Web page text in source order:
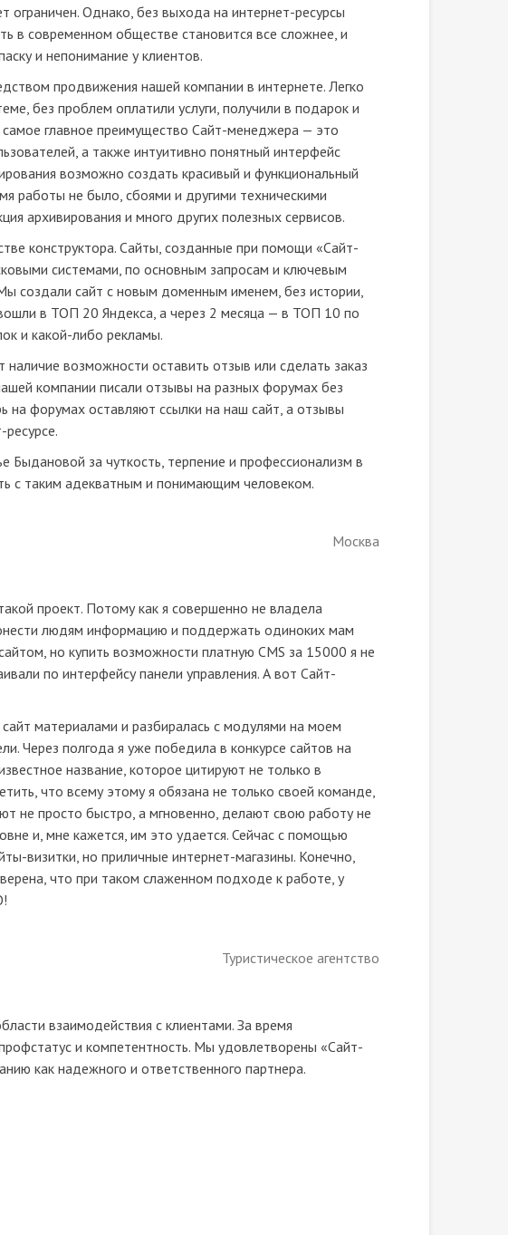
Однако, без выхода на интернет-ресурсы
в современном обществе становится все сложнее, и
и непонимание у клиентов.
продвижения нашей компании в интернете. Легко
без проблем оплатили услуги, получили в подарок и
главное преимущество Сайт-менеджера — это
а также интуитивно понятный интерфейс
возможно создать красивый и функциональный
работы не было, сбоями и другими техническими
архивирования и много других полезных сервисов.
конструктора. Сайты, созданные при помощи «Сайт-
системами, по основным запросам и ключевым
создали сайт с новым доменным именем, без истории,
в ТОП 20 Яндекса, а через 2 месяца — в ТОП 10 по
и какой-либо рекламы.
возможности оставить отзыв или сделать заказ
компании писали отзывы на разных форумах без
на форумах оставляют ссылки на наш сайт, а отзывы
Быдановой за чуткость, терпение и профессионализм в
с таким адекватным и понимающим человеком.
Москва
проект. Потому как я совершенно не владела
людям информацию и поддержать одиноких мам
но купить возможности платную CMS за 15000 я не
по интерфейсу панели управления. А вот Сайт-
материалами и разбиралась с модулями на моем
Через полгода я уже победила в конкурсе сайтов на
название, которое цитируют не только в
что всему этому я обязана не только своей команде,
не просто быстро, а мгновенно, делают свою работу не
и, мне кажется, им это удается. Сейчас с помощью
визитки, но приличные интернет-магазины. Конечно,
что при таком слаженном подходе к работе, у
Туристическое агентство
взаимодействия с клиентами. За время
и компетентность. Мы удовлетворены «Сайт-
как надежного и ответственного партнера.